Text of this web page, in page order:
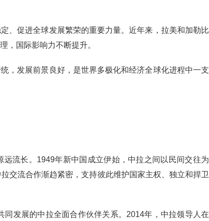
、促进全球发展繁荣的重要力量。近年来，拉美和加勒比
，国际影响力不断提升。
，发展前景良好，是世界多极化和经济全球化进程中一支
流长。1949年新中国成立伊始，中拉之间以民间交往为
交流合作渐趋紧密，支持彼此维护国家主权、独立和捍卫
发展的中拉全面合作伙伴关系。2014年，中拉领导人在